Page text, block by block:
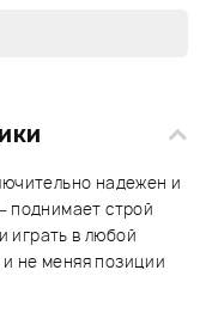
надежен и
поднимает строй
играть в любой
не меняя позиции